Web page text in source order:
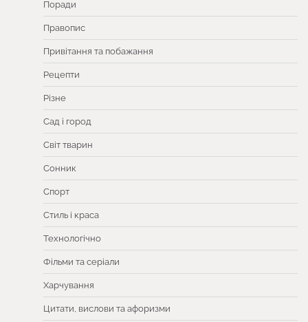
Поради
Правопис
Привітання та побажання
Рецепти
Різне
Сад і город
Світ тварин
Сонник
Спорт
Стиль і краса
Технологічно
Фільми та серіали
Харчування
Цитати, вислови та афоризми